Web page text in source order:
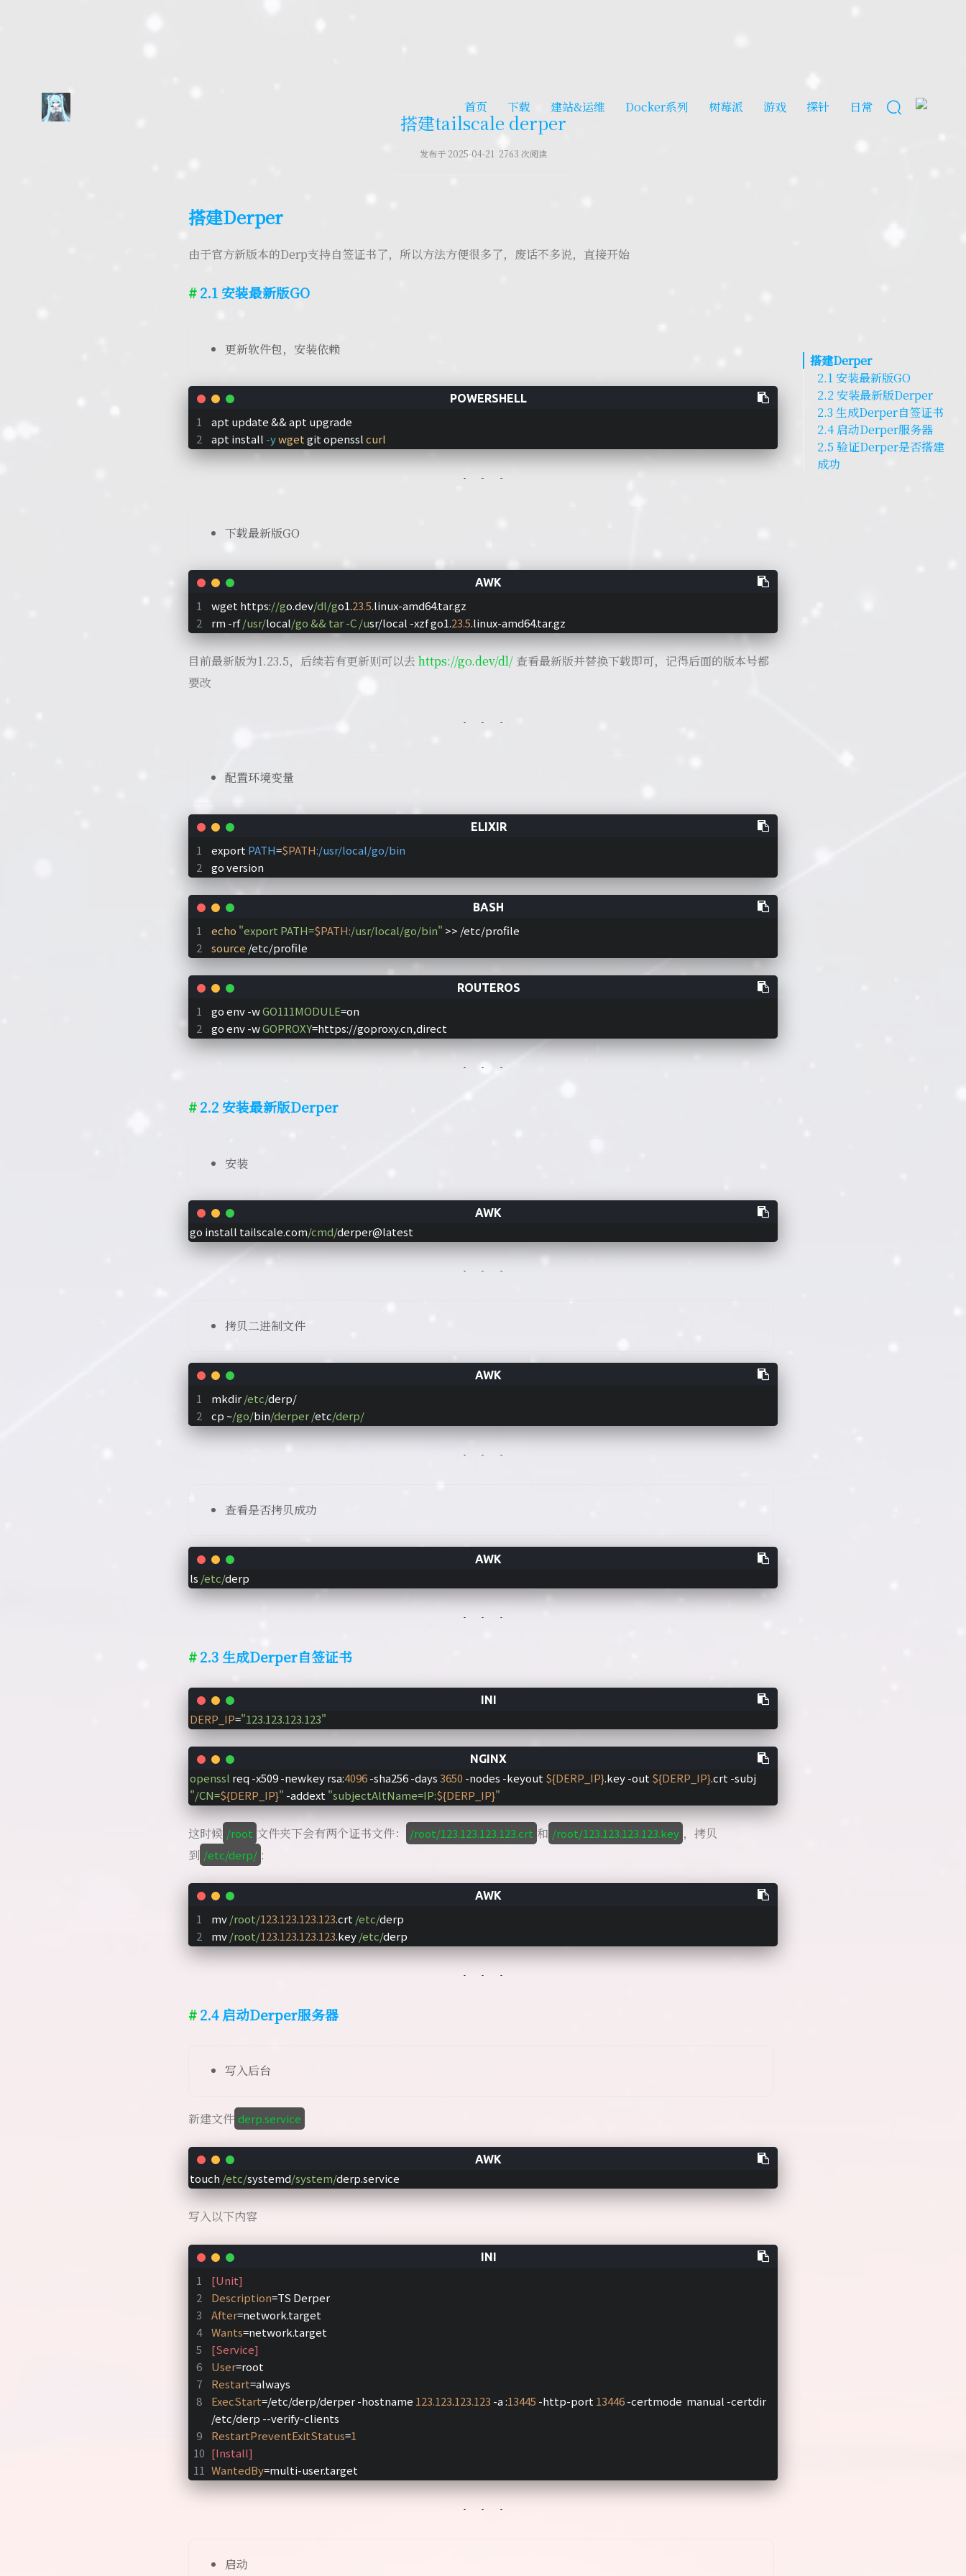
首页 下载 建站&运维 Docker系列 树莓派 游戏 探针 日常
搭建tailscale derper
发布于 2025-04-21 2763 次阅读
搭建Derper
由于官方新版本的Derp支持自签证书了，所以方法方便很多了，废话不多说，直接开始
2.1 安装最新版GO
更新软件包，安装依赖
apt update && apt upgrade
apt install -ywget git openssl curl
下载最新版GO
wget https://go.dev/dl/go1.23.5.linux-amd64.tar.gz
rm -rf /usr/local/go && tar -C /usr/local -xzf go1.23.5.linux-amd64.tar.gz
目前最新版为1.23.5，后续若有更新则可以去 https://go.dev/dl/ 查看最新版并替换下载即可，记得后面的版本号都
要改
配置环境变量
export PATH=$PATH:/usr/local/go/bin
go version
echo "export PATH=$PATH:/usr/local/go/bin" >> /etc/profile
source /etc/profile
go env -w GO111MODULE=on
go env -w GOPROXY=https://goproxy.cn,direct
2.2 安装最新版Derper
安装
go install tailscale.com/cmd/
拷贝二进制文件
mkdir /etc/derp/
cp ~/go/bin/derper /etc/derp/
查看是否拷贝成功
ls /etc/
2.3 生成Derper自签证书
DERP_IP="123.123.123.123"
openssl req -x509 -newkey rsa:4096 -sha256 -days 3650 -nodes -keyout ${DERP_IP}.key -out ${DERP_IP}
"/CN=${DERP_IP}" -addext "subjectAltName=IP:${DERP_IP}"
这时候 /root 文件夹下会有两个证书文件： /root/123.123.123.123.crt 和 /root/123.123.123.123.key ，拷贝
到 /etc/derp/ :
mv /root/123.123.123.123.crt /etc/derp
mv /root/123.123.123.123.key /etc/derp
2.4 启动Derper服务器
写入后台
新建文件 derp.service
touch /etc/systemd/system/
写入以下内容
[Unit]
Description=TS Derper
After=network.target
Wants=network.target
[Service]
User=root
Restart=always
ExecStart=/etc/derp/derper -hostname 123.123.123.123 -a :13445 -http-port 13446 -certmode  manual -certdir
/etc/derp --verify-clients
RestartPreventExitStatus=1
[Install]
WantedBy=multi-user.target
启动
搭建Derper
2.1 安装最新版GO
2.2 安装最新版Derper
2.3 生成Derper自签证书
2.4 启动Derper服务器
2.5 验证Derper是否搭建
成功